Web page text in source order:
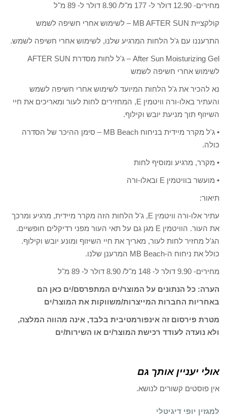
מחירים- 12.90 דולר ל- 177 מ"ל/ 8.90 דולר ל- 89 מ"ל
קולקציית MB AFTER SUN – לשימוש אחרי חשיפה לשמש
התרעננו עם ג'ל הלחות המרגיע שלנו, לשימוש אחרי חשיפה לשמש.
After Sun Moisturizing Gel – ג'ל לחות מסדרת AFTER SUN
לשימוש אחרי חשיפה לשמש
נא להכיר את ג'ל הלחות המיועד לשימוש אחרי חשיפה לשמש
והעתיר באלו-ורה וויטמין E, המחזירים לחות לעור ומאריכים את חיי
השיזוף תוך מניעת יובש וקילוף.
• ג'ל מקרר מיידית בניחוח MB Beach – סימן ההיכר של הסדרה
כולה.
• מקרר, מרגיע ומוסיף לחות
• מועשר בוויטמין E ובאלו-ורה
תיאור:
עתיר אלו-ורה וויטמין E, ג'ל הלחות הזה מקרר מיידית, מרגיע ומרכך
את העור. הוויטמין E מגן גם על תאי העור מפני רדיקלים חופשיים.
הג'ל מחזיר לחות לעור, מאריך את חיי השיזוף ומונע יובש וקילוף.
כולל את ניחוח ה-MB Beach המרענן שלנו.
מחירים- 9.90 דולר ל- 148 מ"ל/ 8.90 דולר ל- 89 מ"ל
הערה: כל הנתונים על המוצר/ים המתפרסם/ים כאן הם
באחריות החברות המייצרות/משווקות את המוצר/ים
מטרת פירסום זה אינפורמטיבית בלבד, אינה מהווה המלצה,
ולא נועדה לעודד רכישת המוצר/ים או השירות/ים
אולי יעניין אותך גם
אין פוסטים קשורים לנושא.
למגזין יופי דיגיטלי